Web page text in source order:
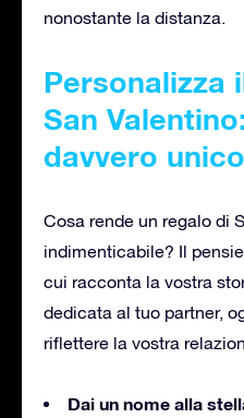
nonostante la distanza.
Personalizza
San
davvero unico
Cosa rende un regalo di
indimenticabile? Il
cui racconta la vostra
dedicata al tuo partner,
riflettere la vostra
Dai un nome alla